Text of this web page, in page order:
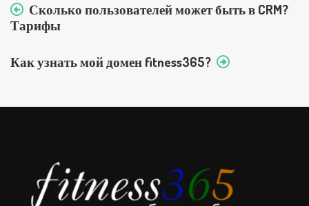
Сколько пользователей может быть в CRM?
Тарифы
Как узнать мой домен fitness365?